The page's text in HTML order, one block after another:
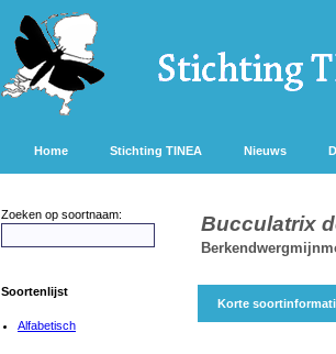
Home Stichting TINEA Nieuws
Zoeken op soortnaam:
Soortenlijst
Alfabetisch
Bucculatrix
Korte